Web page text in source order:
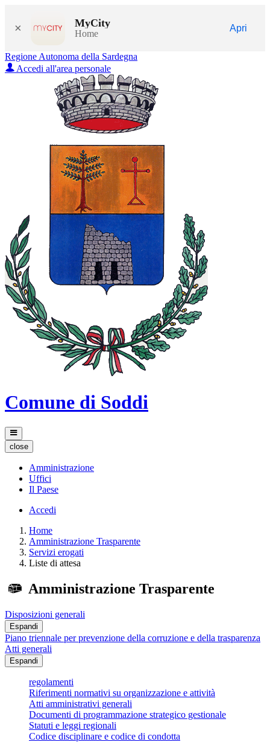
× MyCity
Home
Apri
Regione Autonoma della Sardegna
Accedi all'area personale
Comune di Soddi
close
Amministrazione
Uffici
Il Paese
Accedi
Home
Amministrazione Trasparente
Servizi erogati
Liste di attesa
Amministrazione Trasparente
Disposizioni generali
Espandi
Piano triennale per prevenzione della corruzione e della trasparenza
Atti generali
Espandi
regolamenti
Riferimenti normativi su organizzazione e attività
Atti amministrativi generali
Documenti di programmazione strategico gestionale
Statuti e leggi regionali
Codice disciplinare e codice di condotta